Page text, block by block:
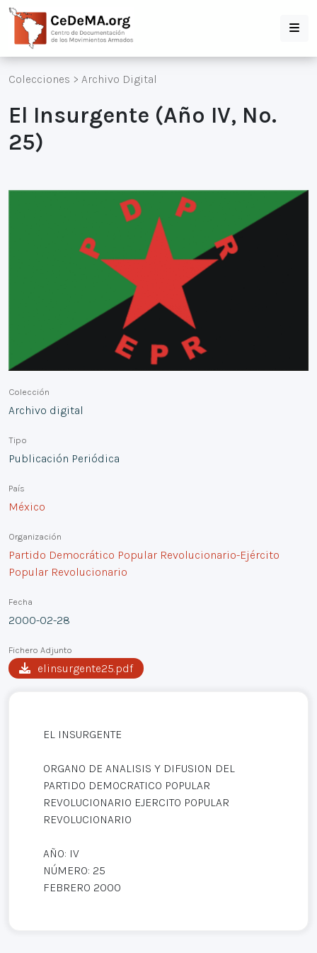
Colecciones > Archivo Digital
El Insurgente (Año IV, No.
25)
Colección
Archivo digital
Tipo
Publicación Periódica
País
México
Organización
Partido Democrático Popular Revolucionario-Ejército
Popular Revolucionario
Fecha
2000-02-28
Fichero Adjunto
elinsurgente25.pdf
EL INSURGENTE
ORGANO DE ANALISIS Y DIFUSION DEL
PARTIDO DEMOCRATICO POPULAR
REVOLUCIONARIO EJERCITO POPULAR
REVOLUCIONARIO
AÑO: IV
NÚMERO: 25
FEBRERO 2000